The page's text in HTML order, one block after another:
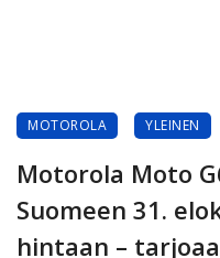
MOTOROLA YLEINEN
Motorola Moto
Suomeen 31.
hintaan –